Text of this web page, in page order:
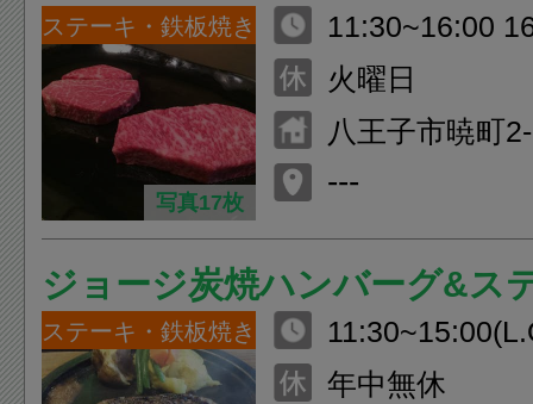
ステーキ・鉄板焼き
写真17枚
11:30~16:00
火曜日
八王子市暁町
---
ジョージ炭焼ハンバーグ&ス
ステーキ・鉄板焼き
00(L.O.)
年中無休